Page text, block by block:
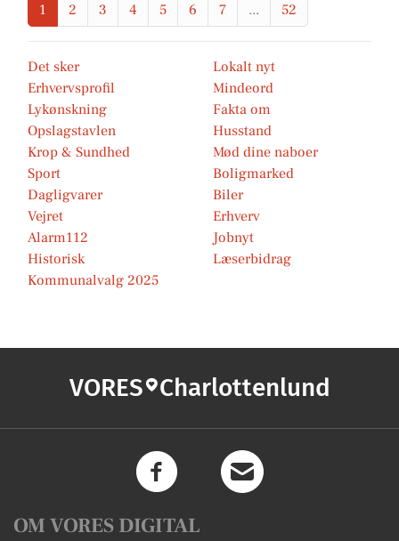
1 2 3 4 5 6 7 ... 52
Det sker
Lokalt nyt
Erhvervsprofil
Mindeord
Lykønskning
Fakta om
Opslagstavlen
Husstand
Krop & Sundhed
Mød dine naboer
Sport
Boligmarked
Dagligvarer
Biler
Vejret
Erhverv
Alarm112
Jobnyt
Historisk
Læserbidrag
Kommunalvalg 2025
VORES Charlottenlund
OM VORES DIGITAL